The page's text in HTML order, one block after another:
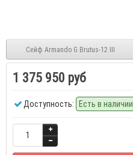
Сейф Armando G Brutus-12 III
1 375 950 руб
Доступность: Есть в наличии